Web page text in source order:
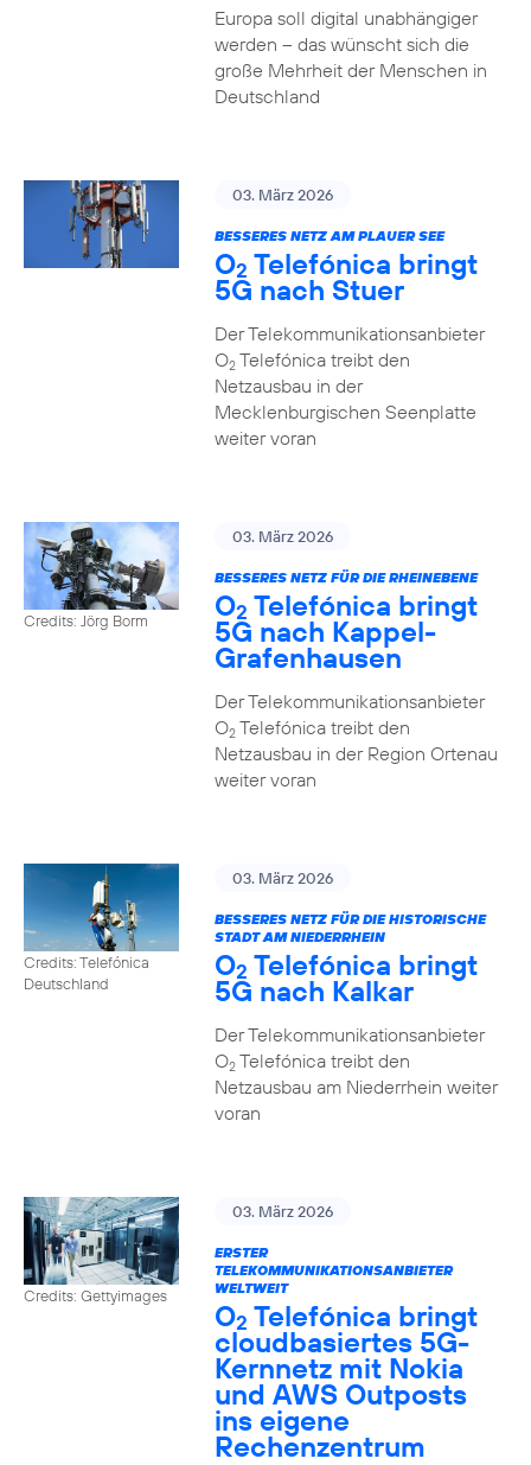
Europa soll digital unabhängiger
werden – das wünscht sich die
große Mehrheit der Menschen in
Deutschland
03. März 2026
BESSERES NETZ AM PLAUER SEE
O2 Telefónica bringt
5G nach Stuer
Der Telekommunikationsanbieter
O2Telefónica treibt den
Netzausbau in der
Mecklenburgischen Seenplatte
weiter voran
Credits: Jörg Borm
03. März 2026
BESSERES NETZ FÜR DIE RHEINEBENE
O2 Telefónica bringt
5G nach Kappel-
Grafenhausen
Der Telekommunikationsanbieter
O2Telefónica treibt den
Netzausbau in der Region Ortenau
weiter voran
Credits: Telefónica
Deutschland
03. März 2026
BESSERES NETZ FÜR DIE HISTORISCHE
STADT AM NIEDERRHEIN
O2 Telefónica bringt
5G nach Kalkar
Der Telekommunikationsanbieter
O2Telefónica treibt den
Netzausbau am Niederrhein weiter
voran
Credits: Gettyimages
03. März 2026
ERSTER
TELEKOMMUNIKATIONSANBIETER
WELTWEIT
O2 Telefónica bringt
cloudbasiertes 5G-
Kernnetz mit Nokia
und AWS Outposts
ins eigene
Rechenzentrum